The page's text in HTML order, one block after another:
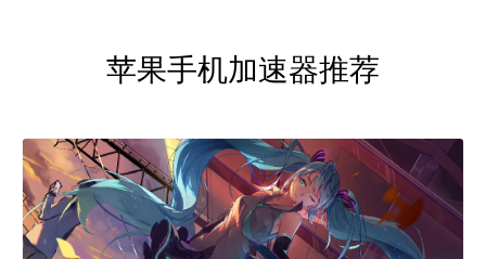
苹果手机加速器推荐